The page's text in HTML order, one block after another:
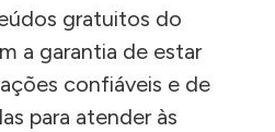
gratuitos do
a garantia de estar
confiáveis e de
para atender às